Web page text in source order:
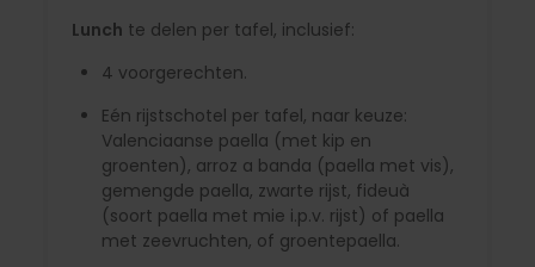
Lunch te delen per tafel, inclusief:
4 voorgerechten.
Eén rijstschotel per tafel, naar keuze:
Valenciaanse paella (met kip en
groenten), arroz a banda (paella met vis),
gemengde paella, zwarte rijst, fideuà
(soort paella met mie i.p.v. rijst) of paella
met zeevruchten, of groentepaella.